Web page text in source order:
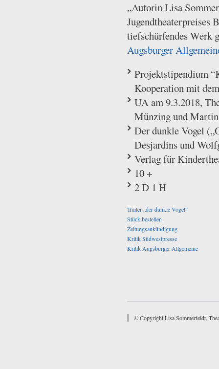
„Autorin Lisa
Jugendtheaterpreises
tiefschürfendes Werk
Augsburger
Projektstipendium
Kooperation mit
UA am 9.3.2018,
Münzing und
Der dunkle Vogel
Desjardins und
Verlag für
10 +
2 D 1 H
Trailer „der dunkle Vogel“
Stück bestellen
Zeitungsankündigung
Kritik Südwestpresse
Kritik Augsburger Allgemeine
© Copyright Lisa Sommerfeldt,